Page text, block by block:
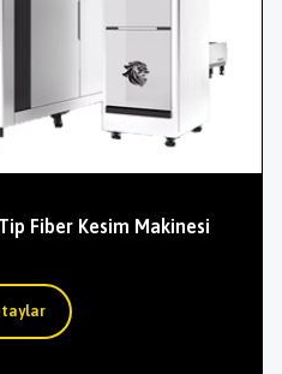
Fiber Kesim Makinesi